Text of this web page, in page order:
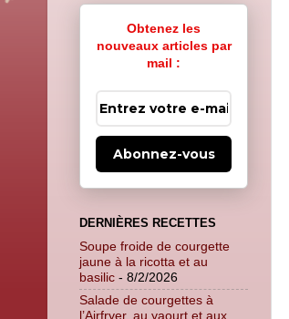
Obtenez les
nouveaux articles par
mail :
Abonnez-vous
DERNIÈRES RECETTES
Soupe froide de courgette
jaune à la ricotta et au
basilic - 8/2/2026
Salade de courgettes à
l’Airfryer, au yaourt et aux